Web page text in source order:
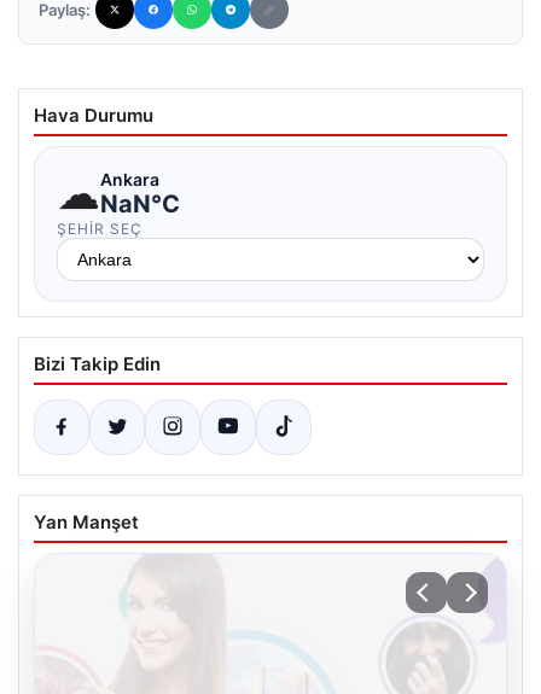
Paylaş:
Hava Durumu
☁Ankara
NaN°C
ŞEHIR SEÇ
Bizi Takip Edin
Yan Manşet